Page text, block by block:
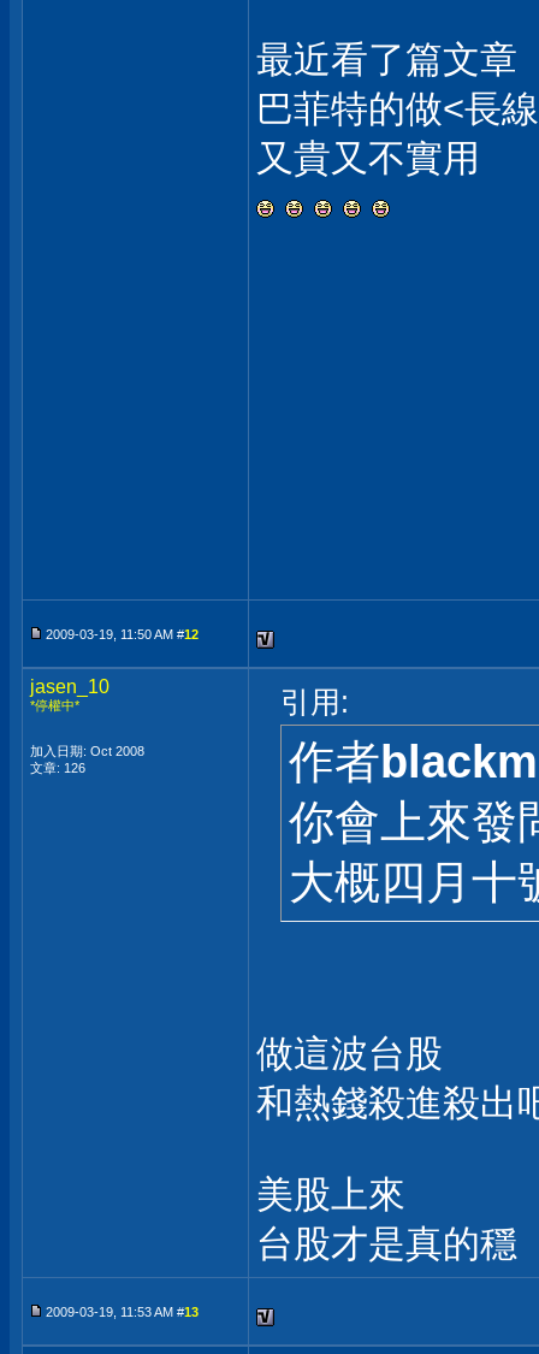
最近看了篇文章
巴菲特的做<長
又貴又不實用
2009-03-19, 11:50 AM #12
jasen_10
*停權中*
加入日期: Oct 2008
文章: 126
引用:
作者
你會上來發
大概四月十
做這波台股
和熱錢殺進殺出
美股上來
台股才是真的穩
2009-03-19, 11:53 AM #13